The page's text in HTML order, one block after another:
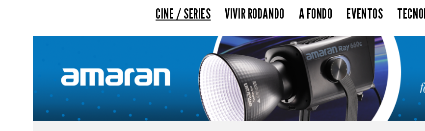
CINE / SERIES VIVIR RODANDO A FONDO EVENTOS